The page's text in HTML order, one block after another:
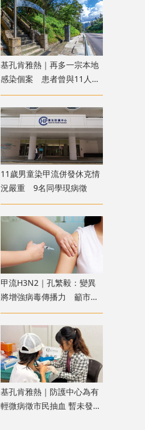
基孔肯雅熱｜再多一宗本地
感染個案 患者曾與11人到
青衣自然徑遠足
11歲男童染甲流併發休克情
況嚴重 9名同學現病徵
甲流H3N2｜孔繁毅：變異
將增強病毒傳播力 籲市民
及早接種疫苗
基孔肯雅熱｜防護中心為有
輕微病徵市民抽血 暫未發現